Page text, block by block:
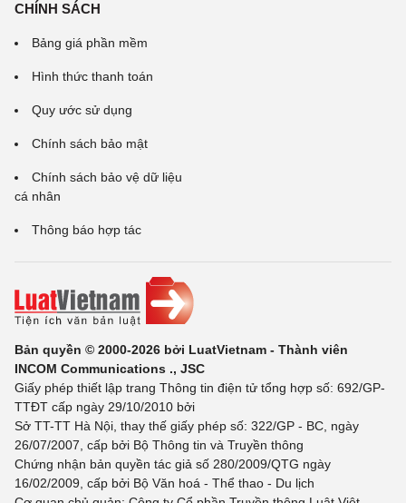
CHÍNH SÁCH
Bảng giá phần mềm
Hình thức thanh toán
Quy ước sử dụng
Chính sách bảo mật
Chính sách bảo vệ dữ liệu
cá nhân
Thông báo hợp tác
Bản quyền © 2000-2026 bởi LuatVietnam - Thành viên
INCOM Communications ., JSC
Giấy phép thiết lập trang Thông tin điện tử tổng hợp số: 692/GP-
TTĐT cấp ngày 29/10/2010 bởi
Sở TT-TT Hà Nội, thay thế giấy phép số: 322/GP - BC, ngày
26/07/2007, cấp bởi Bộ Thông tin và Truyền thông
Chứng nhận bản quyền tác giả số 280/2009/QTG ngày
16/02/2009, cấp bởi Bộ Văn hoá - Thể thao - Du lịch